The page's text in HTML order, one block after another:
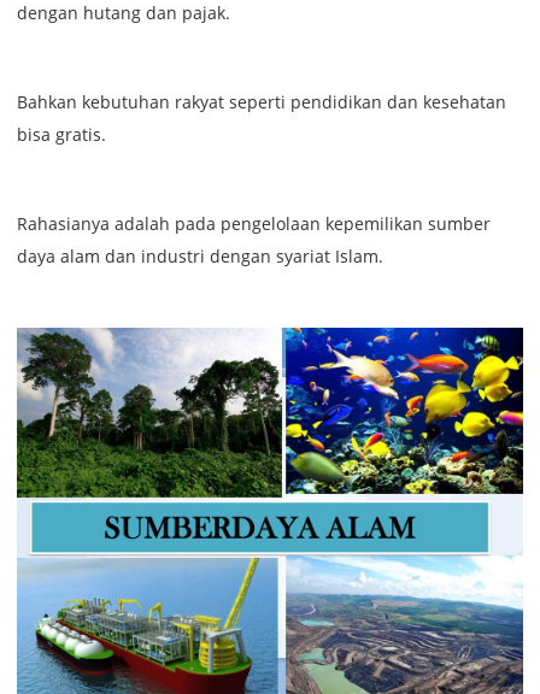
dengan hutang dan pajak.
Bahkan kebutuhan rakyat seperti pendidikan dan kesehatan
bisa gratis.
Rahasianya adalah pada pengelolaan kepemilikan sumber
daya alam dan industri dengan syariat Islam.